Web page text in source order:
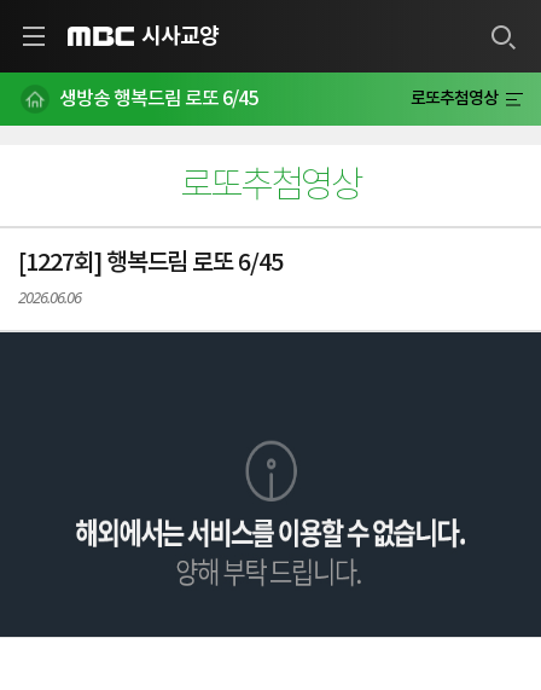
시사교양
생방송 행복드림 로또 6/45 로또추첨영상
로또추첨영상
[1227회] 행복드림 로또 6/45
2026.06.06